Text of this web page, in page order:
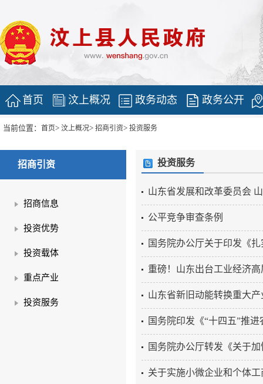
首页 汶上概况 政务动态 政务公开
当前位置： 首页> 汶上概况> 招商引资> 投资服务
招商引资
招商信息
投资优势
投资载体
重点产业
投资服务
投资服务
山东省发展和改革委员会
公平竞争审查条例
国务院办公厅关于印发《
重磅！山东出台工业经济
山东省新旧动能转换重大
国务院印发《“十四五”推
国务院办公厅转发《关于
关于实施小微企业和个体